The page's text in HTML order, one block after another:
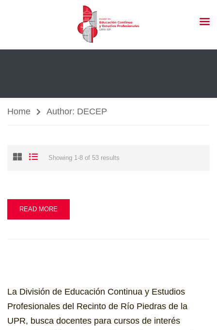
Home Author: DECEP
Showing 1-8 of 53 results
READ MORE
La División de Educación Continua y Estudios
Profesionales del Recinto de Río Piedras de la
UPR, busca docentes para cursos de interés